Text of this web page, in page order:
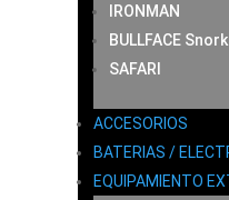
IRONMAN
BULLFACE
SAFARI
ACCESORIOS
BATERIAS /
EQUIPAMIENTO